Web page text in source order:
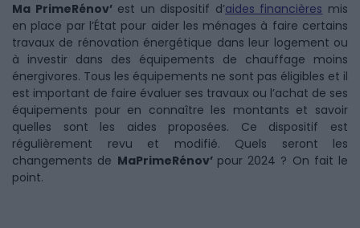
Ma PrimeRénov’est un dispositif d’aides financières mis
en place par l’État pour aider les ménages à faire certains
travaux de rénovation énergétique dans leur logement ou
à investir dans des équipements de chauffage moins
énergivores. Tous les équipements ne sont pas éligibles et il
est important de faire évaluer ses travaux ou l’achat de ses
équipements pour en connaître les montants et savoir
quelles sont les aides proposées. Ce dispositif est
régulièrement revu et modifié. Quels seront les
changements de MaPrimeRénov’ pour 2024 ? On fait le
point.